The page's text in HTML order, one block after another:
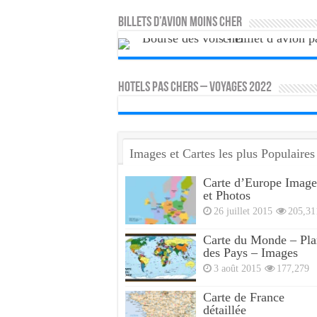
Billets d’avion moins cher
HOTELS PAS CHERS – VOYAGES 2022
Images et Cartes les plus Populaires
Carte d’Europe
et Photos
26 juillet 2015
Carte du Monde –
des Pays – Images
3 août 2015 177,279
Carte de France
détaillée